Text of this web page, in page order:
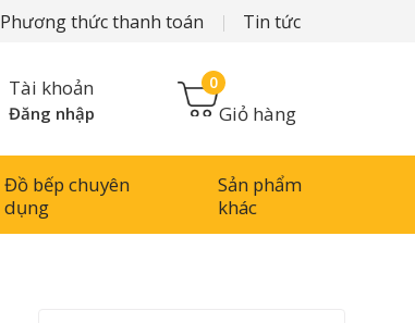
Phương thức thanh toán Tin tức
Tài khoản
Đăng nhập Giỏ hàng
0
Đồ bếp chuyên
dụng
Sản phẩm
khác